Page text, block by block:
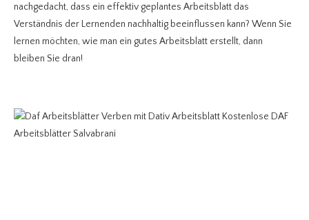
nachgedacht, dass ein effektiv geplantes Arbeitsblatt das
Verständnis der Lernenden nachhaltig beeinflussen kann? Wenn Sie
lernen möchten, wie man ein gutes Arbeitsblatt erstellt, dann
bleiben Sie dran!